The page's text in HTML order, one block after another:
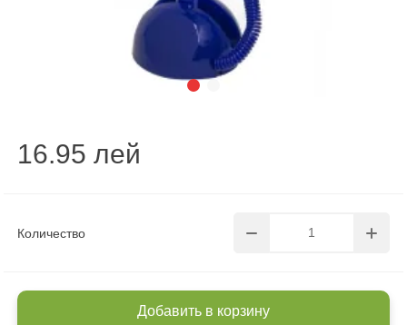
Количество
16.95 лей
Добавить в корзину